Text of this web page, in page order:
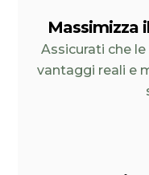
Massimizza
Assicurati che
vantaggi reali e